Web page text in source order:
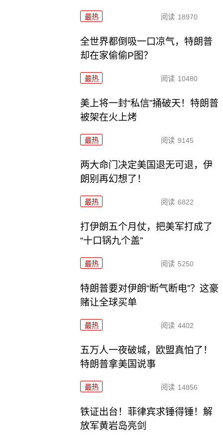
最热 阅读 18970
全世界都倒吸一口凉气，特朗普
却在家偷偷P图？
最热 阅读 10480
美上将一封“私信”捅破天！特朗普
被架在火上烤
最热 阅读 9145
两大命门决定美国退无可退，伊
朗别再幻想了！
最热 阅读 6822
打伊朗五个月仗，把美军打成了
“十口锅九个盖”
最热 阅读 5250
特朗普要对伊朗“断气断电”？这豪
赌让全球买单
最热 阅读 4402
五万人一夜破城，欧盟真怕了！
特朗普拿美国说事
最热 阅读 14856
铁证出台！菲律宾求锤得锤！解
放军黄岩岛亮剑